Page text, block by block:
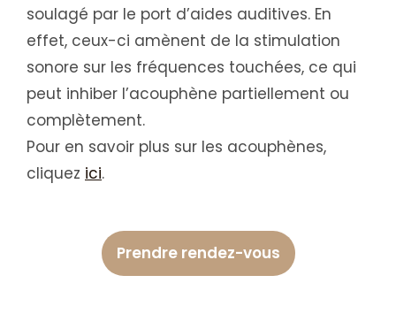
soulagé par le port d’aides auditives. En
effet, ceux-ci amènent de la stimulation
sonore sur les fréquences touchées, ce qui
peut inhiber l’acouphène partiellement ou
complètement.
Pour en savoir plus sur les acouphènes,
cliquez ici.
Prendre rendez-vous